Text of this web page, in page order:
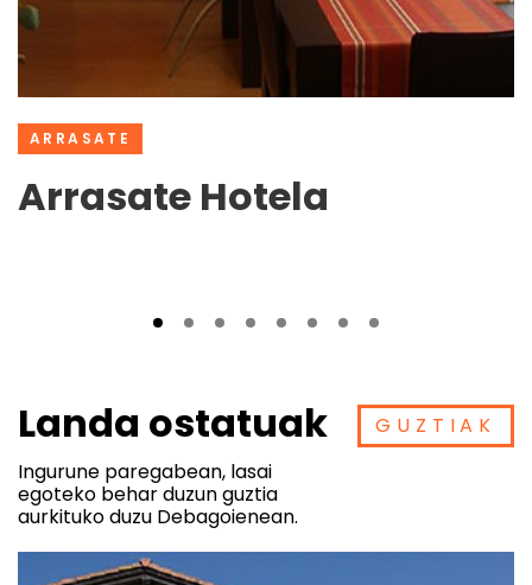
ARRASATE
Arrasate Hotela
Landa ostatuak
Ingurune paregabean, lasai
egoteko behar duzun guztia
aurkituko duzu Debagoienean.
GUZTIAK